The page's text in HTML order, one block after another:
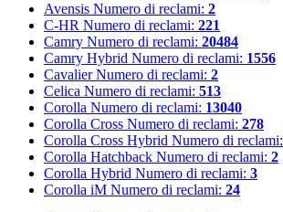
Avensis Numero di reclami: 2
C-HR Numero di reclami: 221
Camry Numero di reclami: 20484
Camry Hybrid Numero di reclami: 1556
Cavalier Numero di reclami: 2
Celica Numero di reclami: 513
Corolla Numero di reclami: 13040
Corolla Cross Numero di reclami: 278
Corolla Cross Hybrid Numero di reclami:
Corolla Hatchback Numero di reclami: 2
Corolla Hybrid Numero di reclami: 3
Corolla iM Numero di reclami: 24